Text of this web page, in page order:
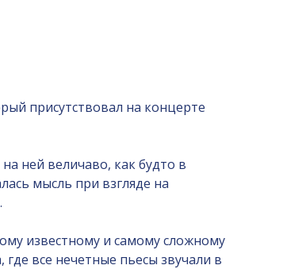
присутствовал на концерте
ней величаво, как будто в
мысль при взгляде на
известному и самому сложному
все нечетные пьесы звучали в